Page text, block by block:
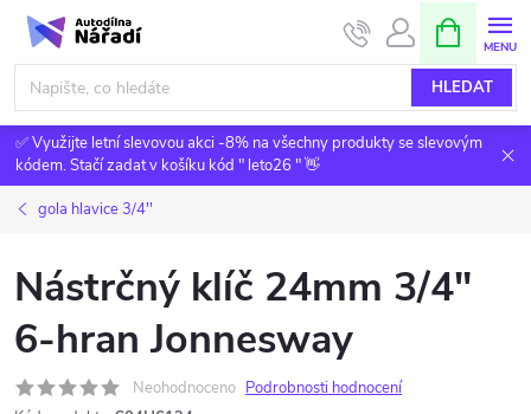
Přejít
obsah
HLEDAT
NÁKUPNÍ
KOŠÍK
✅ Využijte letní slevovou akci -8% na všechny produkty se slevovým
kódem. Stačí zadat v košíku kód " leto26 " 👋
gola hlavice 3/4''
Nástrčný klíč 24mm 3/4"
6-hran Jonnesway
Neohodnoceno Podrobnosti hodnocení